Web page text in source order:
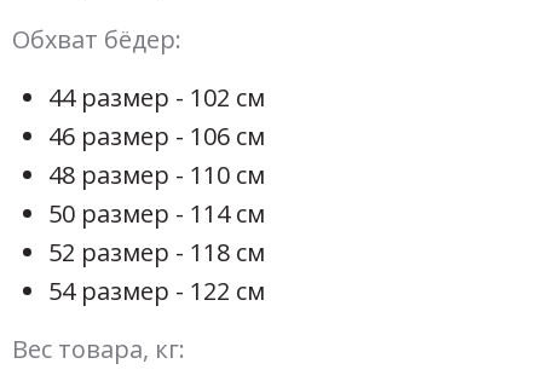
Обхват бёдер:
44 размер - 102 см
46 размер - 106 см
48 размер - 110 см
50 размер - 114 см
52 размер - 118 см
54 размер - 122 см
Вес товара, кг: